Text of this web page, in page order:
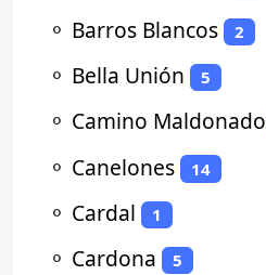
⚬ Barros Blancos 2
⚬ Bella Unión 5
⚬ Camino Maldonado
⚬ Canelones 14
⚬ Cardal 1
⚬ Cardona 5